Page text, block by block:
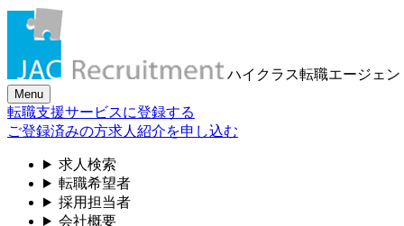
ハイクラス転職エージェン
Menu
転職支援サービスに登録する
ご登録済みの方求人紹介を申し込む
求人検索
転職希望者
採用担当者
会社概要